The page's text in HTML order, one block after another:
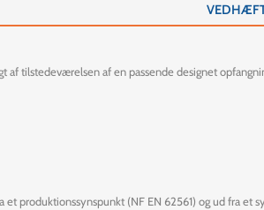
tilstedeværelsen af en passende designet
et produktionssynspunkt (NF EN 62561) og ud fra et